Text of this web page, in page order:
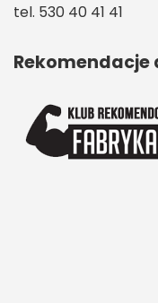
tel. 530 40 41 41
Rekomendacje